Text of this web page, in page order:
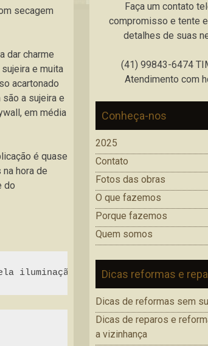
secagem
dar charme
e muita
acartonado
a sujeira e
em média
é quase
hora de
do
bela iluminação. Na parede
Faça um contato
compromisso e tente
detalhes de suas
(41) 99843-6474
Atendimento com
Conheça-nos
2025
Contato
Fotos das obras
O que fazemos
Porque fazemos
Quem somos
Dicas reformas e
Dicas de reformas sem
Dicas de reparos e
a vizinhança